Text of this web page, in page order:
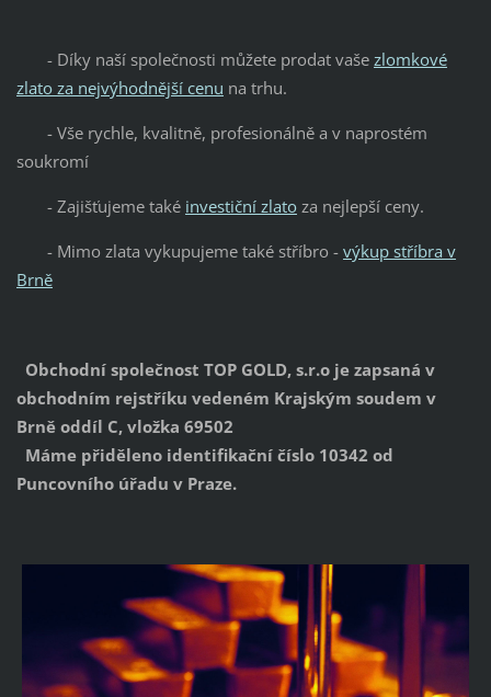
- Díky naší společnosti můžete prodat vaše zlomkové
zlato za nejvýhodnější cenu na trhu.
- Vše rychle, kvalitně, profesionálně a v naprostém
soukromí
- Zajišťujeme také investiční zlatoza nejlepší ceny.
- Mimo zlata vykupujeme také stříbro - výkup stříbra v
Brně
Obchodní společnost TOP GOLD, s.r.o je zapsaná v
obchodním rejstříku vedeném Krajským soudem v
Brně oddíl C, vložka 69502
Máme přiděleno identifikační číslo 10342 od
Puncovního úřadu v Praze.